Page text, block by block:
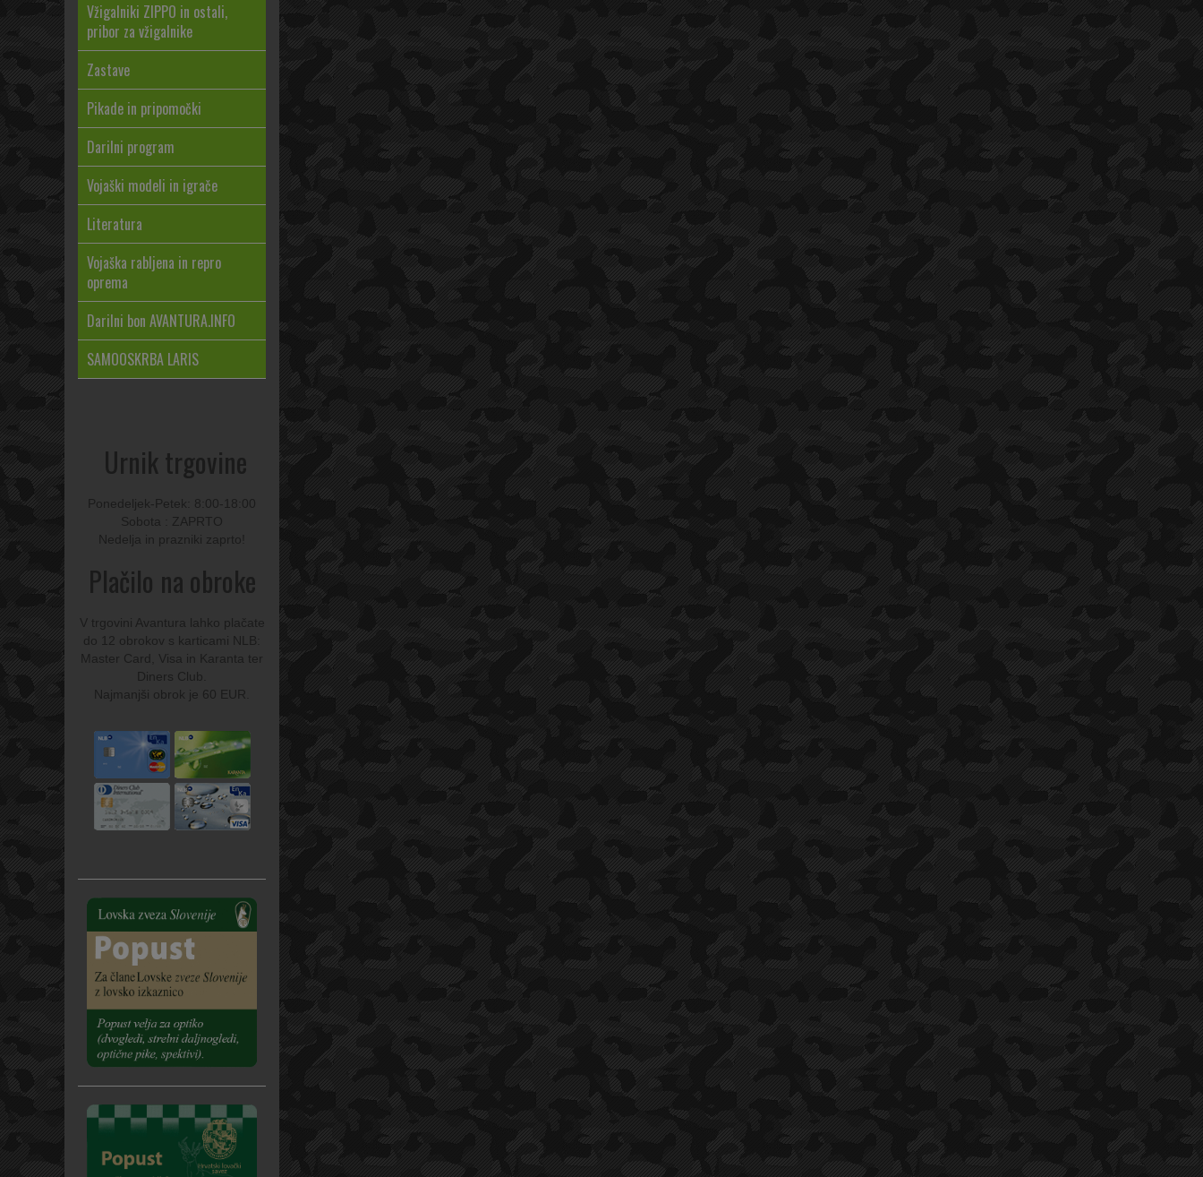
Vžigalniki ZIPPO in ostali,
pribor za vžigalnike
Zastave
Pikade in pripomočki
Darilni program
Vojaški modeli in igrače
Literatura
Vojaška rabljena in repro
oprema
Darilni bon AVANTURA.INFO
SAMOOSKRBA LARIS
Urnik trgovine
Ponedeljek-Petek: 8:00-18:00
Sobota : ZAPRTO
Nedelja in prazniki zaprto!
Plačilo na obroke
V trgovini Avantura lahko plačate
do 12 obrokov s karticami NLB:
Master Card, Visa in Karanta ter
Diners Club.
Najmanjši obrok je 60 EUR.